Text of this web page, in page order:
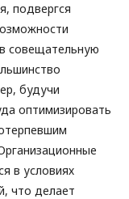
подвергся
совещательную
будучи
оптимизировать
в условиях
что делает